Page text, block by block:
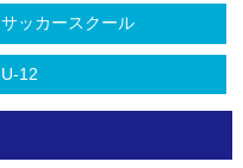
サッカースクール
U-12